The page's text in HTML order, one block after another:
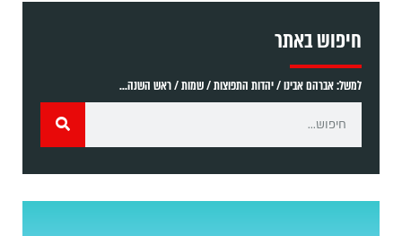
חיפוש באתר
למשל: אברהם אבינו / יהדות התפוצות / שמות / ראש השנה...